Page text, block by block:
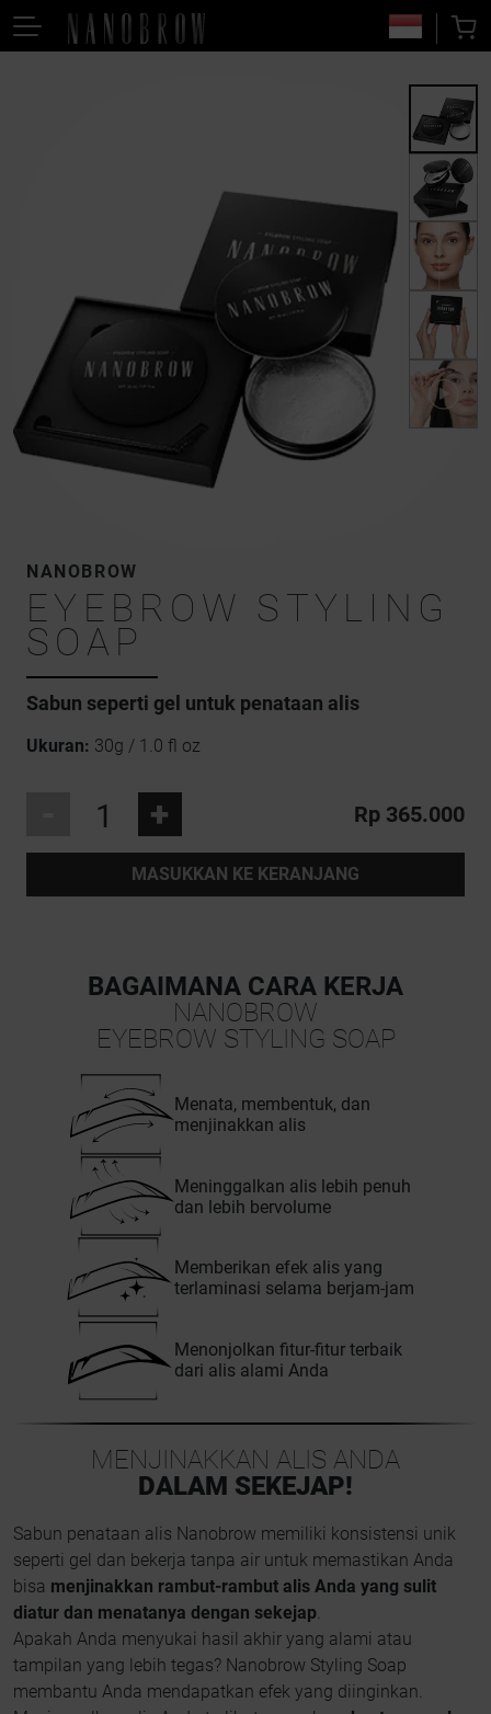
NANOBROW
EYEBROW STYLING
SOAP
Sabun seperti gel untuk penataan alis
Ukuran: 30g / 1.0 fl oz
+ Rp 365.000
MASUKKAN KE KERANJANG
BAGAIMANA CARA KERJA
NANOBROW
EYEBROW STYLING SOAP
Menata, membentuk, dan
menjinakkan alis
Meninggalkan alis lebih penuh
dan lebih bervolume
Memberikan efek alis yang
terlaminasi selama berjam-jam
Menonjolkan fitur-fitur terbaik
dari alis alami Anda
MENJINAKKAN ALIS ANDA
DALAM SEKEJAP!
Sabun penataan alis Nanobrow memiliki konsistensi unik
seperti gel dan bekerja tanpa air untuk memastikan Anda
bisa menjinakkan rambut-rambut alis Anda yang sulit
diatur dan menatanya dengan sekejap
Apakah Anda menyukai hasil akhir yang alami atau
tampilan yang lebih tegas? Nanobrow Styling Soap
membantu Anda mendapatkan efek yang diinginkan.